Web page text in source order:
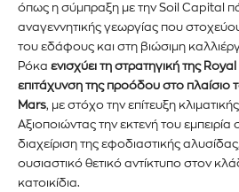
ΕΓΓΡΑΦΉ!
Διάβασα και αποδέχομαι την
όπως η σύμπραξη με την Soil Capital
αναγεννητικής γεωργίας που
του εδάφους και στη βιώσιμη
Ρόκα ενισχύει τη στρατηγική της
επιτάχυνση της προόδου στο πλαίσιο
Mars, με στόχο την επίτευξη
Αξιοποιώντας την εκτενή του εμπειρία
διαχείριση της εφοδιαστικής
ουσιαστικό θετικό αντίκτυπο στον
κατοικίδια.